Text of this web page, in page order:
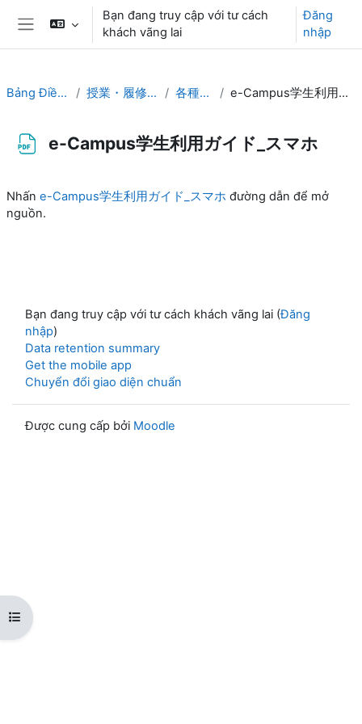
Chuyển tới nội dung chính
Bảng điều khiển cạnh
Bạn đang truy cập với tư cách
khách vãng lai
Đăng
nhập
Mở chỉ số ngăn của khóa học
Bảng Điều khiển 授業・履修の手引き 各種ガイド e-Campus学生利用ガイド_スマホ
e-Campus学生利用ガイド_スマホ
Nhấn e-Campus学生利用ガイド_スマホ đường dẫn để mở
nguồn.
Bạn đang truy cập với tư cách khách vãng lai (Đăng
nhập)
Data retention summary
Get the mobile app
Chuyển đổi giao diện chuẩn
Được cung cấp bởi Moodle